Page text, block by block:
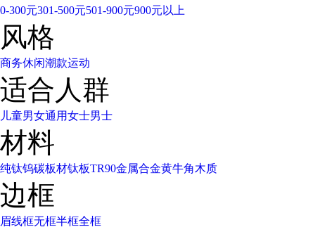
0-300元301-500元501-900元900元以上
风格
商务休闲潮款运动
适合人群
儿童男女通用女士男士
材料
纯钛钨碳板材钛板TR90金属合金黄牛角木质
边框
眉线框无框半框全框